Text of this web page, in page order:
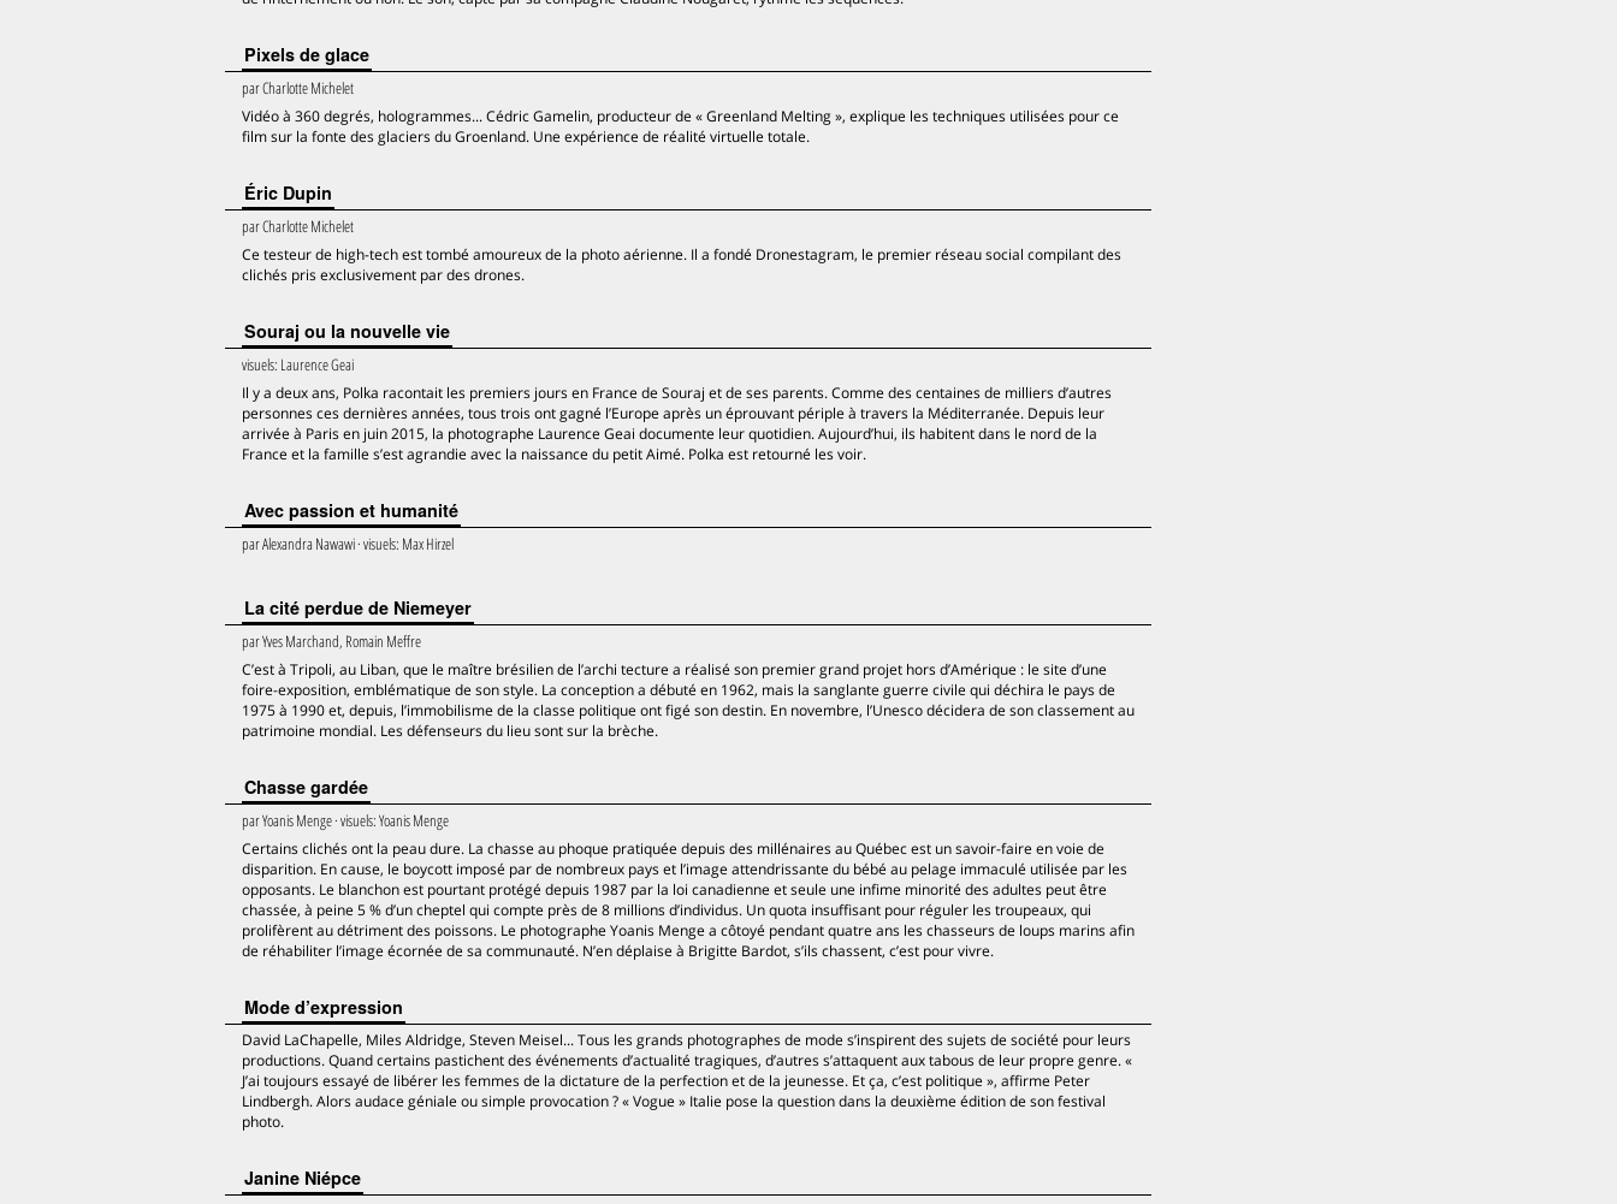
Pixels de glace
parCharlotte Michelet
Vidéo à 360 degrés, hologrammes... Cédric Gamelin, producteur de « Greenland Melting », explique les techniques utilisées pour ce
film sur la fonte des glaciers du Groenland. Une expérience de réalité virtuelle totale.
Éric Dupin
parCharlotte Michelet
Ce testeur de high-tech est tombé amoureux de la photo aérienne. Il a fondé Dronestagram, le premier réseau social compilant des
clichés pris exclusivement par des drones.
Souraj ou la nouvelle vie
visuels: Laurence Geai
Il y a deux ans, Polka racontait les premiers jours en France de Souraj et de ses parents. Comme des centaines de milliers d’autres
personnes ces dernières années, tous trois ont gagné l’Europe après un éprouvant périple à travers la Méditerranée. Depuis leur
arrivée à Paris en juin 2015, la photographe Laurence Geai documente leur quotidien. Aujourd’hui, ils habitent dans le nord de la
France et la famille s’est agrandie avec la naissance du petit Aimé. Polka est retourné les voir.
Avec passion et humanité
parAlexandra Nawawi· visuels: Max Hirzel
La cité perdue de Niemeyer
parYves Marchand, Romain Meffre
C’est à Tripoli, au Liban, que le maître brésilien de l’archi tecture a réalisé son premier grand projet hors d’Amérique : le site d’une
foire-exposition, emblématique de son style. La conception a débuté en 1962, mais la sanglante guerre civile qui déchira le pays de
1975 à 1990 et, depuis, l’immobilisme de la classe politique ont figé son destin. En novembre, l’Unesco décidera de son classement au
patrimoine mondial. Les défenseurs du lieu sont sur la brèche.
Chasse gardée
parYoanis Menge· visuels:Yoanis Menge
Certains clichés ont la peau dure. La chasse au phoque pratiquée depuis des millénaires au Québec est un savoir-faire en voie de
disparition. En cause, le boycott imposé par de nombreux pays et l’image attendrissante du bébé au pelage immaculé utilisée par les
opposants. Le blanchon est pourtant protégé depuis 1987 par la loi canadienne et seule une infime minorité des adultes peut être
chassée, à peine 5 % d’un cheptel qui compte près de 8 millions d’individus. Un quota insuffisant pour réguler les troupeaux, qui
prolifèrent au détriment des poissons. Le photographe Yoanis Menge a côtoyé pendant quatre ans les chasseurs de loups marins afin
de réhabiliter l’image écornée de sa communauté. N’en déplaise à Brigitte Bardot, s’ils chassent, c’est pour vivre.
Mode d’expression
David LaChapelle, Miles Aldridge, Steven Meisel... Tous les grands photographes de mode s’inspirent des sujets de société pour leurs
productions. Quand certains pastichent des événements d’actualité tragiques, d’autres s’attaquent aux tabous de leur propre genre. «
J’ai toujours essayé de libérer les femmes de la dictature de la perfection et de la jeunesse. Et ça, c’est politique », affirme Peter
Lindbergh. Alors audace géniale ou simple provocation ? « Vogue » Italie pose la question dans la deuxième édition de son festival
photo.
Janine Niépce